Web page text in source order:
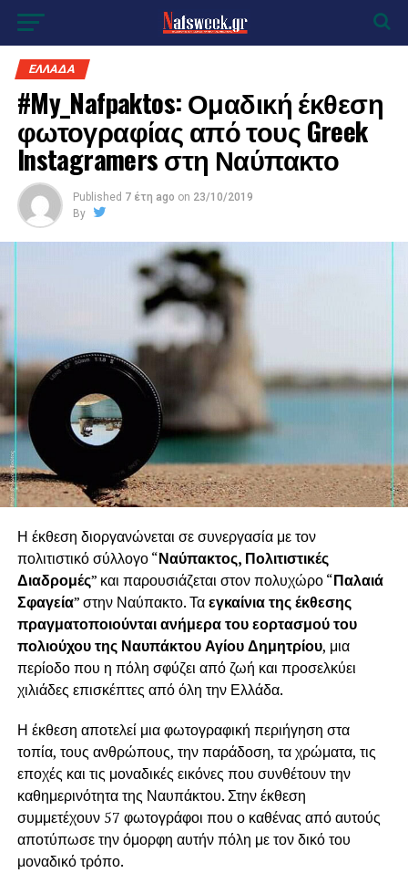
ΕΛΛΑΔΑ
#My_Nafpaktos: Ομαδική έκθεση
φωτογραφίας από τους Greek
Instagramers στη Ναύπακτο
Published 7 έτη ago on 23/10/2019
By
Η έκθεση διοργανώνεται σε συνεργασία με τον
πολιτιστικό σύλλογο “Ναύπακτος, Πολιτιστικές
Διαδρομές” και παρουσιάζεται στον πολυχώρο “Παλαιά
Σφαγεία” στην Ναύπακτο. Ταεγκαίνια της έκθεσης
πραγματοποιούνται ανήμερα του εορτασμού του
πολιούχου της Ναυπάκτου Αγίου Δημητρίου, μια
περίοδο που η πόλη σφύζει από ζωή και προσελκύει
χιλιάδες επισκέπτες από όλη την Ελλάδα.
Η έκθεση αποτελεί μια φωτογραφική περιήγηση στα
τοπία, τους ανθρώπους, την παράδοση, τα χρώματα, τις
εποχές και τις μοναδικές εικόνες που συνθέτουν την
καθημερινότητα της Ναυπάκτου. Στην έκθεση
συμμετέχουν 57 φωτογράφοι που ο καθένας από αυτούς
αποτύπωσε την όμορφη αυτήν πόλη με τον δικό του
μοναδικό τρόπο.